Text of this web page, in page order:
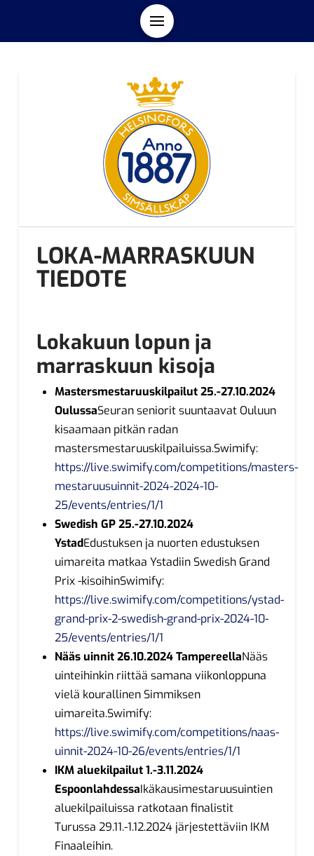
LOKA-MARRASKUUN
TIEDOTE
Lokakuun lopun ja
marraskuun kisoja
Mastersmestaruuskilpailut 25.-27.10.2024
OulussaSeuran seniorit suuntaavat Ouluun
kisaamaan pitkän radan
mastersmestaruuskilpailuissa.Swimify:
https://live.swimify.com/competitions/masters-
mestaruusuinnit-2024-2024-10-
25/events/entries/1/1
Swedish GP 25.-27.10.2024
YstadEdustuksen ja nuorten edustuksen
uimareita matkaa Ystadiin Swedish Grand
Prix -kisoihinSwimify:
https://live.swimify.com/competitions/ystad-
grand-prix-2-swedish-grand-prix-2024-10-
25/events/entries/1/1
Nääs uinnit 26.10.2024 TampereellaNääs
uinteihinkin riittää samana viikonloppuna
vielä kourallinen Simmiksen
uimareita.Swimify:
https://live.swimify.com/competitions/naas-
uinnit-2024-10-26/events/entries/1/1
IKM aluekilpailut 1.-3.11.2024
EspoonlahdessaIkäkausimestaruusuintien
aluekilpailuissa ratkotaan finalistit
Turussa 29.11.-1.12.2024 järjestettäviin IKM
Finaaleihin.